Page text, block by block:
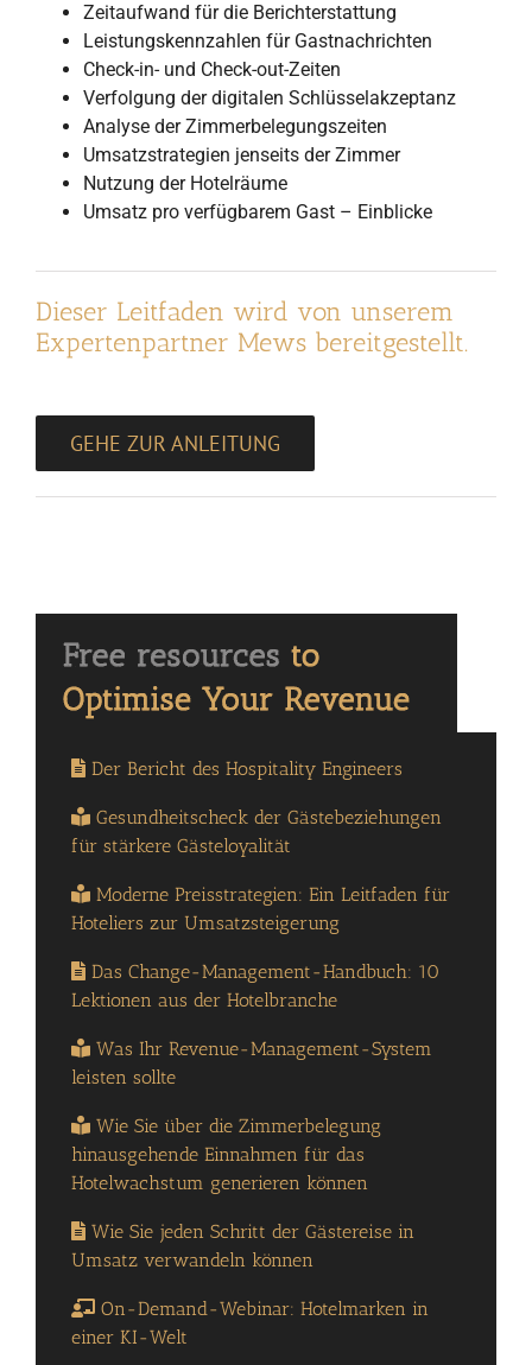
Zeitaufwand für die Berichterstattung
Leistungskennzahlen für Gastnachrichten
Check-in- und Check-out-Zeiten
Verfolgung der digitalen Schlüsselakzeptanz
Analyse der Zimmerbelegungszeiten
Umsatzstrategien jenseits der Zimmer
Nutzung der Hotelräume
Umsatz pro verfügbarem Gast – Einblicke
Dieser Leitfaden wird von unserem
Expertenpartner Mews bereitgestellt.
GEHE ZUR ANLEITUNG
Der Bericht des Hospitality Engineers
Gesundheitscheck der Gästebeziehungen
für stärkere Gästeloyalität
Moderne Preisstrategien: Ein Leitfaden für
Hoteliers zur Umsatzsteigerung
Das Change-Management-Handbuch: 10
Lektionen aus der Hotelbranche
Was Ihr Revenue-Management-System
leisten sollte
Wie Sie über die Zimmerbelegung
hinausgehende Einnahmen für das
Hotelwachstum generieren können
Wie Sie jeden Schritt der Gästereise in
Umsatz verwandeln können
On-Demand-Webinar: Hotelmarken in
einer KI-Welt